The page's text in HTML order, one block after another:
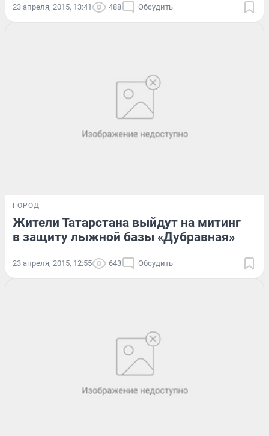
23 апреля, 2015, 13:41 488 Обсудить
ГОРОД
Жители Татарстана выйдут на митинг
в защиту лыжной базы «Дубравная»
23 апреля, 2015, 12:55 643 Обсудить